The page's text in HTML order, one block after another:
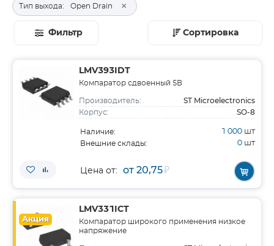
Тип выхода: Open Drain ×
Фильтр Сортировка
LMV393IDT
Компаратор сдвоенный 5В
Производитель: ST Microelectronics
Корпус: SO-8
Наличие: 1 000 шт
Внешние склады: 0 шт
Цена от: от 20,75₽
Акция
LMV331ICT
Компаратор широкого применения низкое
напряжение